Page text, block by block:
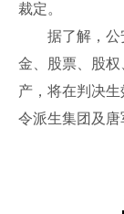
裁定。
据了解，公安
金、股票、股
产，将在判决
令派生集团及唐